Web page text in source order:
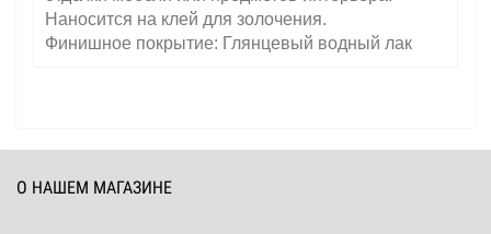
Наносится на клей для золочения.
Финишное покрытие: Глянцевый водный лак
О НАШЕМ МАГАЗИНЕ